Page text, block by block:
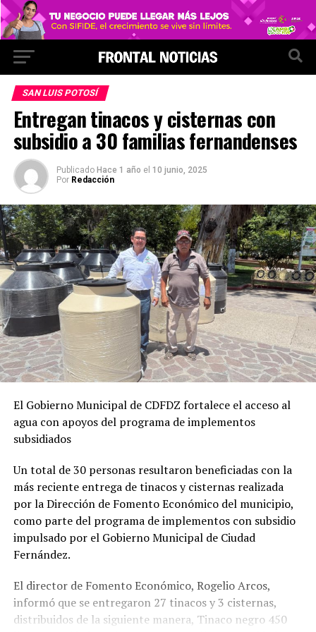
SAN LUIS POTOSÍ
Entregan tinacos y cisternas con
subsidio a 30 familias fernandenses
Publicado Hace 1 año el 10 junio, 2025
Por Redacción
El Gobierno Municipal de CDFDZ fortalece el acceso al
agua con apoyos del programa de implementos
subsidiados
Un total de 30 personas resultaron beneficiadas con la
más reciente entrega de tinacos y cisternas realizada
por la Dirección de Fomento Económico del municipio,
como parte del programa de implementos con subsidio
impulsado por el Gobierno Municipal de Ciudad
Fernández.
El director de Fomento Económico, Rogelio Arcos,
informó que se entregaron 27 tinacos y 3 cisternas,
distribuidos de la siguiente manera, Tinaco negro 450